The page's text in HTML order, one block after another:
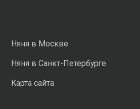
Няня в Москве
Няня в Санкт-Петербурге
Карта сайта